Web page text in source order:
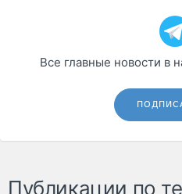
Все главные новости в
Публикации по